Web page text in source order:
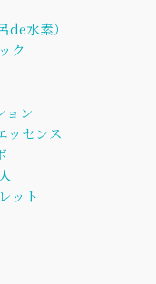
水素）
ク
ョン
ッセンス
ット